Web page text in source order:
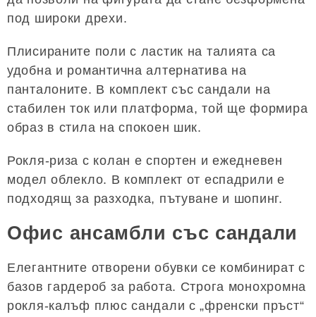
под широки дрехи.
Плисираните поли с ластик на талията са
удобна и романтична алтернатива на
панталоните. В комплект със сандали на
стабилен ток или платформа, той ще формира
образ в стила на спокоен шик.
Рокля-риза с колан е спортен и ежедневен
модел облекло. В комплект от еспадрили е
подходящ за разходка, пътуване и шопинг.
Офис ансамбли със сандали
Елегантните отворени обувки се комбинират с
базов гардероб за работа. Строга монохромна
рокля-калъф плюс сандали с „френски пръст“